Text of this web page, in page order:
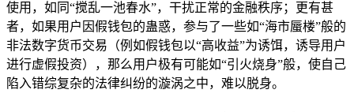
使用，如同“搅乱一池春水”，干扰正常的金融秩序；更有甚
者，如果用户因假钱包的蛊惑，参与了一些如“海市蜃楼”般的
非法数字货币交易（例如假钱包以“高收益”为诱饵，诱导用户
进行虚假投资），那么用户极有可能如“引火烧身”般，使自己
陷入错综复杂的法律纠纷的漩涡之中，难以脱身。